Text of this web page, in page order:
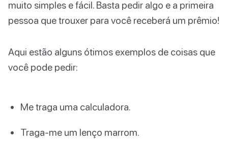
muito simples e fácil. Basta pedir algo e a primeira
pessoa que trouxer para você receberá um prêmio!
Aqui estão alguns ótimos exemplos de coisas que
você pode pedir:
Me traga uma calculadora.
Traga-me um lenço marrom.